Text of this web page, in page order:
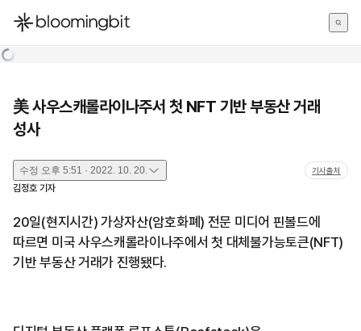
한국어
美 사우스캐롤라이나주서 첫 NFT 기반 부동산 거래
성사
수정 오후 5:51 · 2022. 10. 20. 기사출처
김정호 기자
20일(현지시간) 가상자산(암호화폐) 전문 미디어 핀볼드에
따르면 미국 사우스캐롤라이나주에서 첫 대체불가능토큰(NFT)
기반 부동산 거래가 진행됐다.